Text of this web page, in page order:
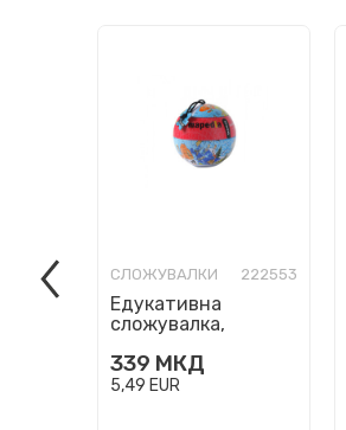
СЛОЖУВАЛКИ 222553
Едукативна
сложувалка,
100 парчиња
339 МКД
5,49 EUR